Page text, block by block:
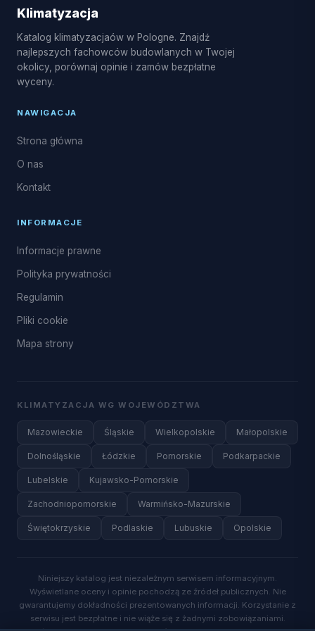
układu freonowego oraz uzupełnianie czynnika R32.
Klimatyzacja
Katalog klimatyzacjaów w Pologne. Znajdź
najlepszych fachowców budowlanych w Twojej
okolicy, porównaj opinie i zamów bezpłatne
wyceny.
NAWIGACJA
Strona główna
O nas
Kontakt
INFORMACJE
Informacje prawne
Polityka prywatności
Regulamin
Pliki cookie
Mapa strony
KLIMATYZACJA WG WOJEWÓDZTWA
Mazowieckie Śląskie Wielkopolskie Małopolskie
Dolnośląskie Łódzkie Pomorskie Podkarpackie
Lubelskie Kujawsko-Pomorskie
Zachodniopomorskie Warmińsko-Mazurskie
Świętokrzyskie Podlaskie Lubuskie Opolskie
Niniejszy katalog jest niezależnym serwisem informacyjnym.
Wyświetlane oceny i opinie pochodzą ze źródeł publicznych. Nie
gwarantujemy dokładności prezentowanych informacji. Korzystanie z
serwisu jest bezpłatne i nie wiąże się z żadnymi zobowiązaniami.